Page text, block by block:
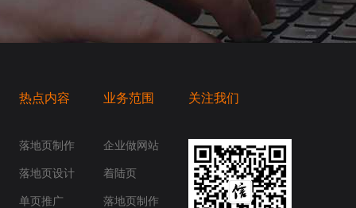
热点内容
落地页制作
落地页设计
单页推广
业务范围
企业做网站
着陆页
落地页制作
关注我们